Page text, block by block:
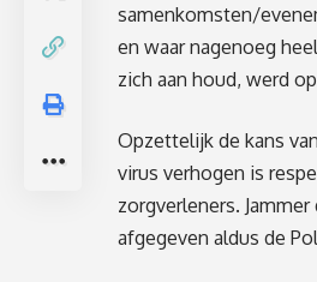
samenkomsten/
en waar nagenoeg
zich aan houd, werd
Opzettelijk de kans
virus verhogen is
zorgverleners.
afgegeven aldus de